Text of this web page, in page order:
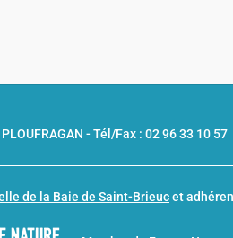
-Tél/Fax : 02 96 33 10 57
de la Baie de Saint-Brieucet